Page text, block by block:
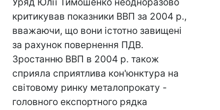
критикував показники ВВП за 2004 р.,
вважаючи, що вони істотно завищені
за рахунок повернення ПДВ.
Зростанню ВВП в 2004 р. також
сприяла сприятлива кон'юнктура на
світовому ринку металопрокату -
головного експортного рядка